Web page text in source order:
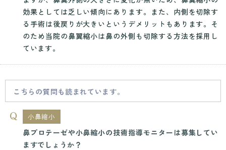
効果としては乏しい傾向にあります。また、内側を切除す
る手術は後戻りが大きいというデメリットもあります。そ
のため当院の鼻翼縮小は鼻の外側も切除する方法を採用し
ています。
こちらの質問も読まれています。
小鼻縮小
鼻プロテーゼや小鼻縮小の技術指導モニターは募集してい
ますでしょうか？